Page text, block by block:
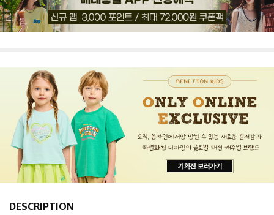
DESCRIPTION